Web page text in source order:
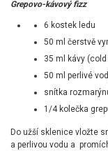
Grepovo-kávový fizz
6 kostek ledu
50 ml čerstvě
35 ml kávy
50 ml perlivé
snítka
1/4 kolečka
Do užší sklenice vložte
a perlivou vodu a